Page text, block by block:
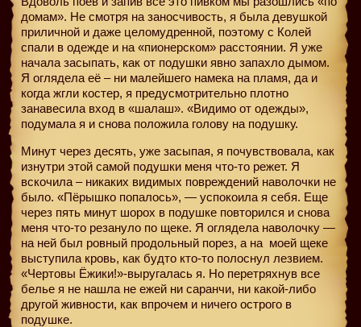
домам». Не смотря на заносчивость, я была девушкой
приличной и даже целомудренной, поэтому с Колей
спали в одежде и на «пионерском» расстоянии. Я уже
начала засыпать, как от подушки явно запахло дымом.
Я оглядела её – ни малейшего намека на пламя, да и
когда жгли костер, я предусмотрительно плотно
занавесила вход в «шалаш». «Видимо от одежды»,
подумала я и снова положила голову на подушку.
Минут через десять, уже засыпая, я почувствовала, как
изнутри этой самой подушки меня что-то режет. Я
вскочила – никаких видимых повреждений наволочки не
было. «Пёрышко попалось», — успокоила я себя. Еще
через пять минут шорох в подушке повторился и снова
меня что-то резануло по щеке. Я оглядела наволочку —
на ней был ровный продольный порез, а на моей щеке
выступила кровь, как будто кто-то полоснул лезвием.
«Чертовы Ёжики!»-выругалась я. Но перетряхнув все
белье я не нашла не ежей ни саранчи, ни какой-либо
другой живности, как впрочем и ничего острого в
подушке.